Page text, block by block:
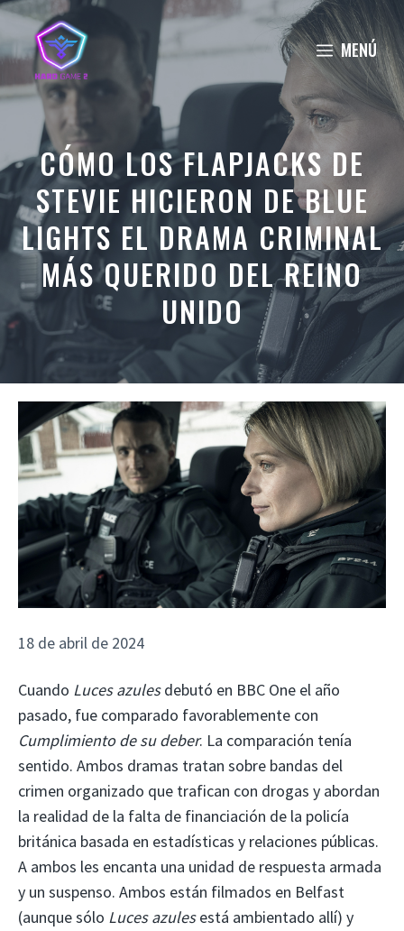
Saltar
al
contenido
MENÚ
CÓMO LOS FLAPJACKS DE
STEVIE HICIERON DE BLUE
LIGHTS EL DRAMA CRIMINAL
MÁS QUERIDO DEL REINO
UNIDO
18 de abril de 2024
Cuando Luces azulesdebutó en BBC One el año
pasado, fue comparado favorablemente con
Cumplimiento de su deber. La comparación tenía
sentido. Ambos dramas tratan sobre bandas del
crimen organizado que trafican con drogas y abordan
la realidad de la falta de financiación de la policía
británica basada en estadísticas y relaciones públicas.
A ambos les encanta una unidad de respuesta armada
y un suspenso. Ambos están filmados en Belfast
(aunque sólo Luces azulesestá ambientado allí) y